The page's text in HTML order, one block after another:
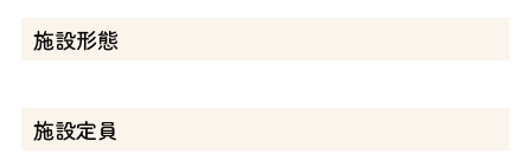
施設形態
施設定員